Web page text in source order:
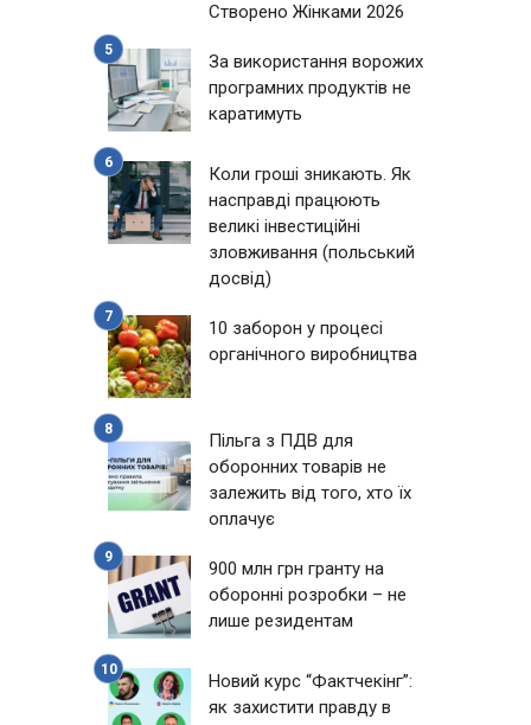
Створено Жінками 2026
За використання ворожих
програмних продуктів не
каратимуть
Коли гроші зникають. Як
насправді працюють
великі інвестиційні
зловживання (польський
досвід)
10 заборон у процесі
органічного виробництва
Пільга з ПДВ для
оборонних товарів не
залежить від того, хто їх
оплачує
900 млн грн гранту на
оборонні розробки – не
лише резидентам
Новий курс “Фактчекінг”:
як захистити правду в